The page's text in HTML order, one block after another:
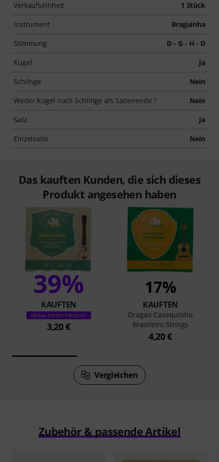
Verkaufseinheit 1 Stück
Instrument Braguinha
Stimmung D - G - H - D
Kugel Ja
Schlinge Nein
Weder Kugel noch Schlinge als Saitenende ? Nein
Satz Ja
Einzelsaite Nein
Das kauften Kunden, die sich dieses
Produkt angesehen haben
39%
KAUFTEN
GENAU DIESES PRODUKT
3,20 €
17%
KAUFTEN
Dragao Cavaquinho
Brasileiro Strings
4,20 €
Vergleichen
Zubehör & passende Artikel